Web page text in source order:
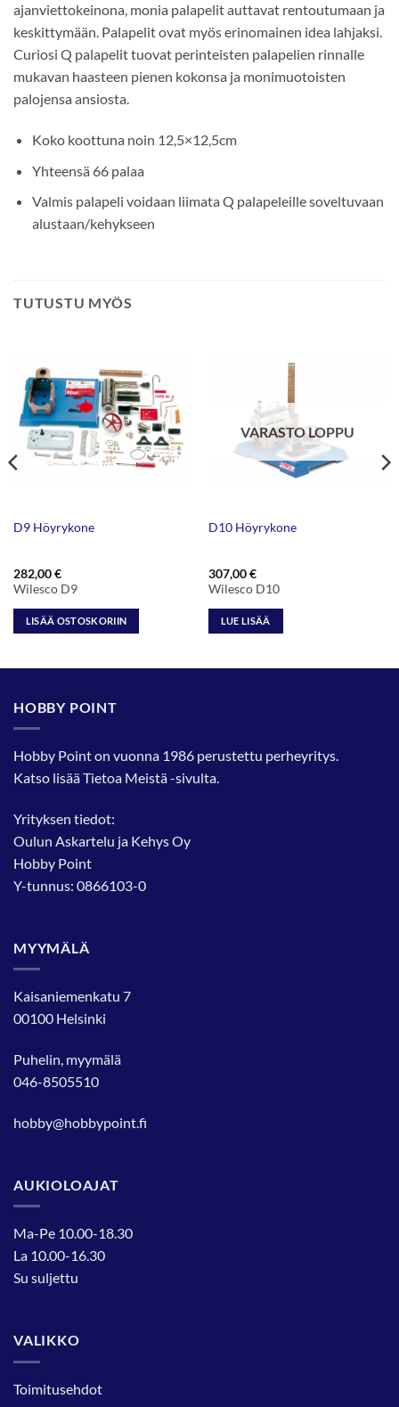
ajanviettokeinona, monia palapelit auttavat rentoutumaan ja
keskittymään. Palapelit ovat myös erinomainen idea lahjaksi.
Curiosi Q palapelit tuovat perinteisten palapelien rinnalle
mukavan haasteen pienen kokonsa ja monimuotoisten
palojensa ansiosta.
Koko koottuna noin 12,5×12,5cm
Yhteensä 66 palaa
Valmis palapeli voidaan liimata Q palapeleille soveltuvaan
alustaan/kehykseen
TUTUSTU MYÖS
D9 Höyrykone
282,00€
Wilesco D9
LISÄÄ OSTOSKORIIN
VARASTO LOPPU
D10 Höyrykone
307,00€
Wilesco D10
LUE LISÄÄ
HOBBY POINT
Hobby Point on vuonna 1986 perustettu perheyritys.
Katso lisääTietoa Meistä-sivulta.
Yrityksen tiedot:
Oulun Askartelu ja Kehys Oy
Hobby Point
Y-tunnus: 0866103-0
MYYMÄLÄ
Kaisaniemenkatu 7
00100 Helsinki
Puhelin, myymälä
046-8505510
hobby@hobbypoint.fi
AUKIOLOAJAT
Ma-Pe 10.00-18.30
La 10.00-16.30
Su suljettu
VALIKKO
Toimitusehdot